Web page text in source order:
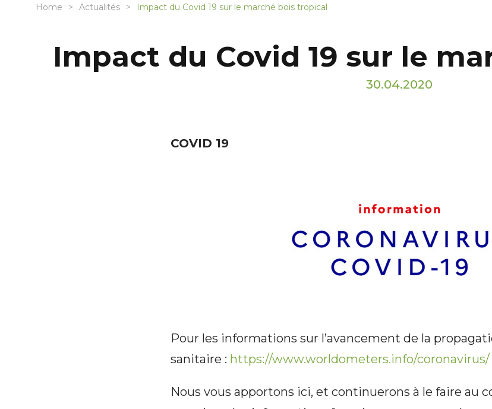
Home Actualités Impact du Covid 19 sur le marché bois tropical
Impact du Covid 19 sur le
30.04.2020
COVID 19
Pour les informations sur l’avancement de la
sanitaire : https://www.worldometers.info/coronavirus/
Nous vous apportons ici, et continuerons à le faire au